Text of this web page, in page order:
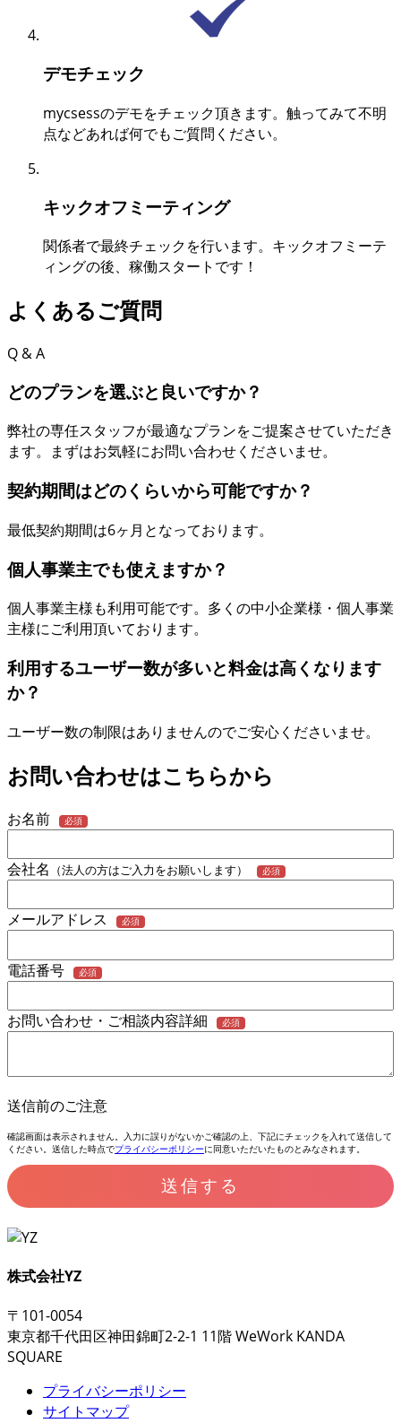
デモチェック
mycsessのデモをチェック頂きます。触ってみて不明
点などあれば何でもご質問ください。
キックオフミーティング
関係者で最終チェックを行います。キックオフミーテ
ィングの後、稼働スタートです！
よくあるご質問
Q & A
どのプランを選ぶと良いですか？
弊社の専任スタッフが最適なプランをご提案させていただき
ます。まずはお気軽にお問い合わせくださいませ。
契約期間はどのくらいから可能ですか？
最低契約期間は6ヶ月となっております。
個人事業主でも使えますか？
個人事業主様も利用可能です。多くの中小企業様・個人事業
主様にご利用頂いております。
利用するユーザー数が多いと料金は高くなります
か？
ユーザー数の制限はありませんのでご安心くださいませ。
お問い合わせはこちらから
お名前 必須
会社名 （法人の方はご入力をお願いします） 必須
メールアドレス 必須
電話番号 必須
お問い合わせ・ご相談内容詳細 必須
送信前のご注意
確認画面は表示されません。入力に誤りがないかご確認の上、下記にチェックを入れて送信して
ください。送信した時点でプライバシーポリシーに同意いただいたものとみなされます。
株式会社YZ
〒101-0054
東京都千代田区神田錦町2-2-1 11階 WeWork KANDA
SQUARE
プライバシーポリシー
サイトマップ